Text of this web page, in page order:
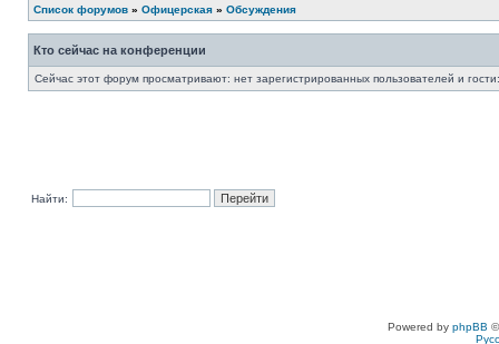
Список форумов » Офицерская » Обсуждения
Кто сейчас на конференции
Сейчас этот форум просматривают: нет зарегистрированных пользователей и
Найти:
Powered by phpBB